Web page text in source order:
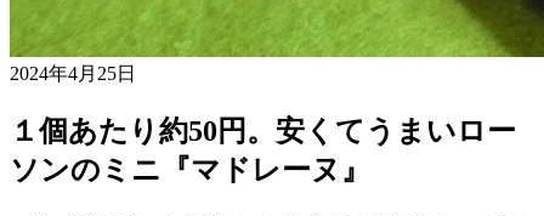
2024年4月25日
１個あたり約50円。安くてうまいロー
ソンのミニ『マドレーヌ』